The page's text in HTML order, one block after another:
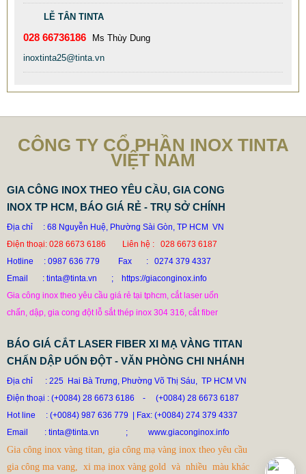
BỒN CÔNG NGHIỆP INOX HỆ THỐNG CHƯNG CẤT SẢN
XUẤT BIA RƯỢU
SP: GIA CONG BON INOX CONG NGHIEP
LỄ TÂN TINTA
028 66736186
Ms Thùy Dung
inoxtinta25@tinta.vn
CÔNG TY CỔ PHẦN INOX TINTA
VIỆT NAM
GIA CÔNG INOX THEO YÊU CẦU, GIA CONG
INOX TP HCM, BÁO GIÁ RẺ - TRỤ SỞ CHÍNH
Địa chỉ : 68 Nguyễn Huệ, Phường Sài Gòn, TP HCM VN
Điện thoại: 028 6673 6186 Liên hệ : 028 6673 6187
Hotline
: 0987 636 779 Fax : 0274 379 4337
Email : tinta@tinta.vn ; https://giaconginox.info
Gia công inox theo yêu cầu giá rẻ tại tphcm, cắt laser uốn
chấn, dập, gia cong đột lỗ sắt thép inox 304 316, cắt fiber
BÁO GIÁ CẮT LASER FIBER XI MẠ VÀNG TITAN
CHẤN DẬP UỐN ĐỘT - VĂN PHÒNG CHI NHÁNH
Địa chỉ : 225 Hai Bà Trưng, Phường Võ Thị Sáu, TP HCM VN
Điện thoại : (+0084) 28 6673 6186
-
(+0084) 28 6673 6187
Hot line
: (+0084) 987 636 779 | Fax: (+0084) 274 379 4337
Email
: tinta@tinta.vn ; www.giaconginox.info
Gia công inox vàng titan, gia công mạ vàng inox theo yêu cầu
gia công ma vang, xi mạ inox vàng gold và nhiều màu khác